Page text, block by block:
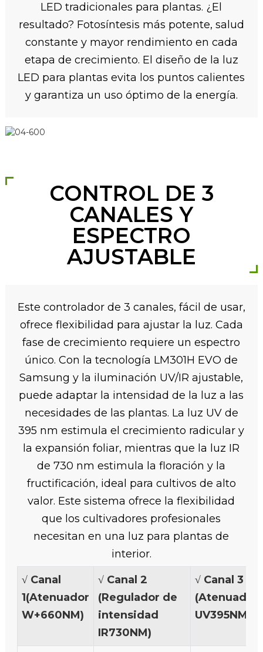
LED tradicionales para plantas. ¿El
resultado? Fotosíntesis más potente, salud
constante y mayor rendimiento en cada
etapa de crecimiento. El diseño de la luz
LED para plantas evita los puntos calientes
y garantiza un uso óptimo de la energía.
CONTROL DE 3
CANALES Y
ESPECTRO
AJUSTABLE
Este controlador de 3 canales, fácil de usar,
ofrece flexibilidad para ajustar la luz. Cada
fase de crecimiento requiere un espectro
único. Con la tecnología LM301H EVO de
Samsung y la iluminación UV/IR ajustable,
puede adaptar la intensidad de la luz a las
necesidades de las plantas. La luz UV de
395 nm estimula el crecimiento radicular y
la expansión foliar, mientras que la luz IR
de 730 nm estimula la floración y la
fructificación, ideal para cultivos de alto
valor. Este sistema ofrece la flexibilidad
que los cultivadores profesionales
necesitan en una luz para plantas de
interior.
√ Canal
1(Atenuador
W+660NM)
√ Canal 2
(Regulador de
intensidad
IR730NM)
√ Canal 3
(Atenuador
UV395NM)